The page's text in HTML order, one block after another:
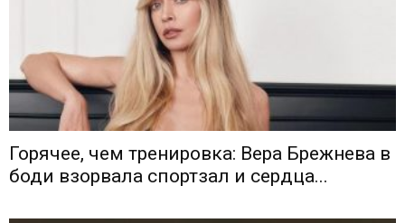
Горячее, чем тренировка: Вера Брежнева в
боди взорвала спортзал и сердца...